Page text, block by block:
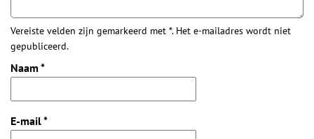
Vereiste velden zijn gemarkeerd met *. Het e-mailadres wordt niet
gepubliceerd.
Naam *
E-mail*